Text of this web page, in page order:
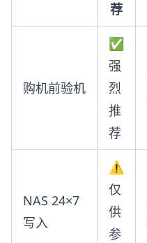
荐
购机前验机
✅
强
烈
推
荐
NAS 24×7
写入
⚠️
仅
供
参